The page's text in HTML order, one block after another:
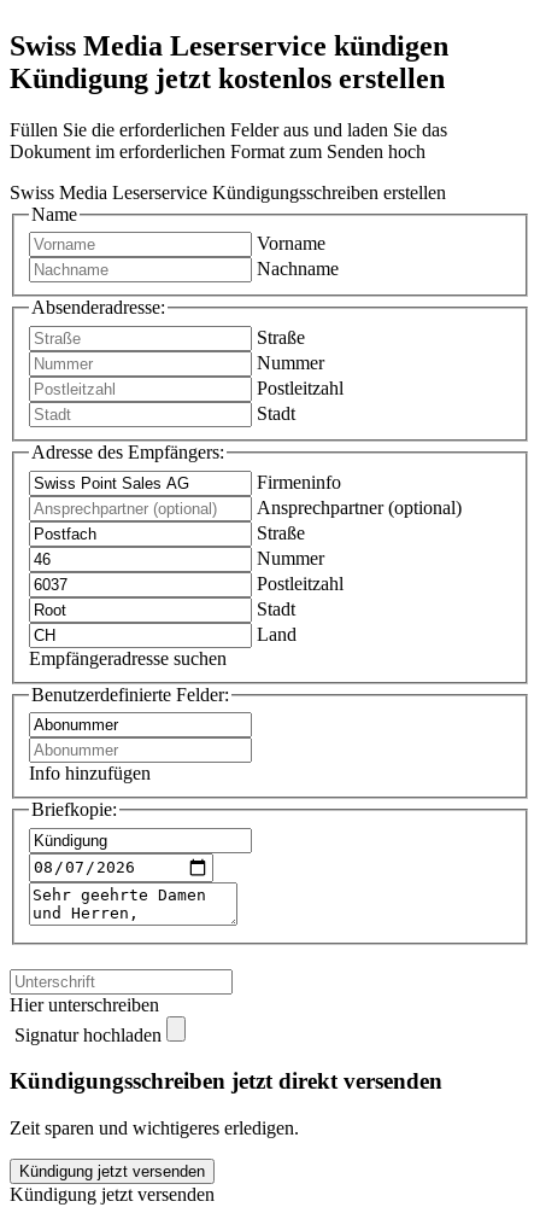
Swiss Media Leserservice kündigen
Kündigung jetzt kostenlos erstellen
Füllen Sie die erforderlichen Felder aus und laden Sie das
Dokument im erforderlichen Format zum Senden hoch
Swiss Media Leserservice Kündigungsschreiben erstellen
Name
Vorname
Nachname
Absenderadresse:
Straße
Nummer
Postleitzahl
Stadt
Adresse des Empfängers:
Firmeninfo
Ansprechpartner (optional)
Straße
Nummer
Postleitzahl
Stadt
Land
Empfängeradresse suchen
Benutzerdefinierte Felder:
Info hinzufügen
Briefkopie:
Hier unterschreiben
Signatur hochladen
Kündigungsschreiben jetzt direkt versenden
Zeit sparen und wichtigeres erledigen.
Swiss
Media
Kündigung jetzt versenden
Kündigung jetzt versenden